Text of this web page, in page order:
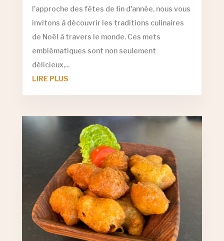
l'approche des fêtes de fin d'année, nous vous
invitons à découvrir les traditions culinaires
de Noël à travers le monde. Ces mets
emblématiques sont non seulement
délicieux,...
LIRE PLUS